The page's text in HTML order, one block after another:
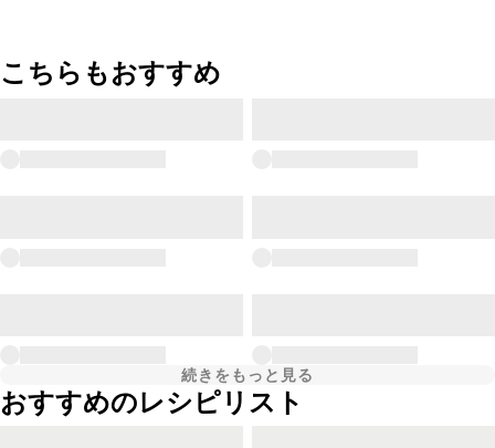
こちらもおすすめ
続きをもっと見る
おすすめのレシピリスト